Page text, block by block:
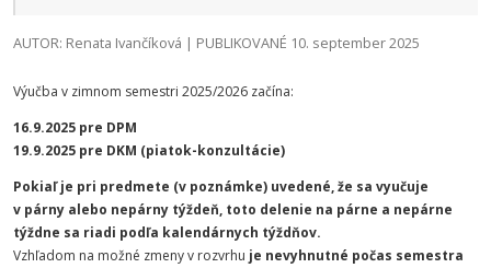
AUTOR: Renata Ivančíková | PUBLIKOVANÉ 10. september 2025
Výučba v zimnom semestri 2025/2026 začína:
16.9.2025 pre DPM
19.9.2025 pre DKM (piatok-konzultácie)
Pokiaľ je pri predmete (v poznámke) uvedené, že sa vyučuje
v párny alebo nepárny týždeň, toto delenie na párne a nepárne
týždne sa riadi podľa kalendárnych týždňov.
Vzhľadom na možné zmeny v rozvrhu je nevyhnutné počas semestra